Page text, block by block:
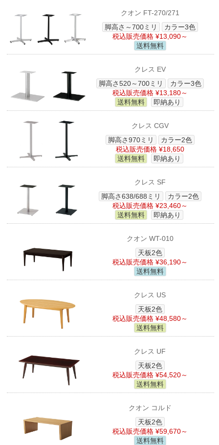
クオン FT-270/271
脚高さ～700ミリ
カラー3色
税込販売価格 ¥13,090～
送料無料
クレス EV
脚高さ520～700ミリ
カラー3色
税込販売価格 ¥13,180～
送料無料
即納あり
クレス CGV
脚高さ970ミリ
カラー2色
税込販売価格 ¥18,650
送料無料
即納あり
クレス SF
脚高さ638/688ミリ
カラー2色
税込販売価格 ¥23,460～
送料無料
即納あり
クオン WT-010
天板2色
税込販売価格 ¥36,190～
送料無料
クレス US
天板2色
税込販売価格 ¥48,580～
送料無料
クレス UF
天板2色
税込販売価格 ¥54,520～
送料無料
クオン コルド
天板2色
税込販売価格 ¥59,670～
送料無料